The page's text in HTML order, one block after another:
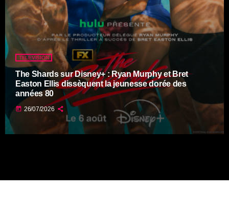
TELEVISION
The Shards sur Disney+ : Ryan Murphy et Bret
Easton Ellis dissèquent la jeunesse dorée des
années 80
today 26/07/2026